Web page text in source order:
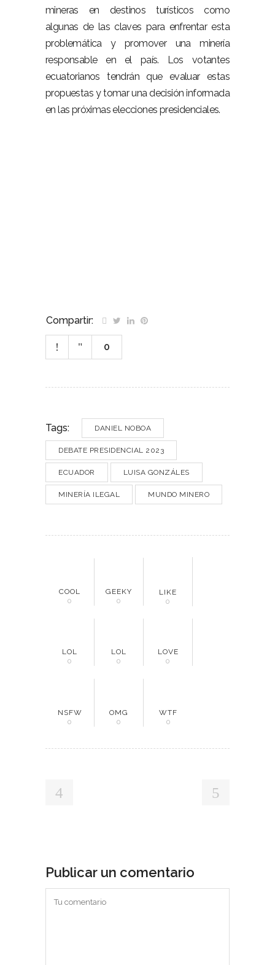
mineras en destinos turísticos como
algunas de las claves para enfrentar esta
problemática y promover una minería
responsable en el país. Los votantes
ecuatorianos tendrán que evaluar estas
propuestas y tomar una decisión informada
en las próximas elecciones presidenciales.
Compartir:
0
Tags: DANIEL NOBOA
DEBATE PRESIDENCIAL 2023
ECUADOR LUISA GONZÁLES
MINERÍA ILEGAL MUNDO MINERO
COOL
0
GEEKY
0
LIKE
0
LOL
0
LOL
0
LOVE
0
NSFW
0
OMG
0
WTF
0
Publicar un comentario